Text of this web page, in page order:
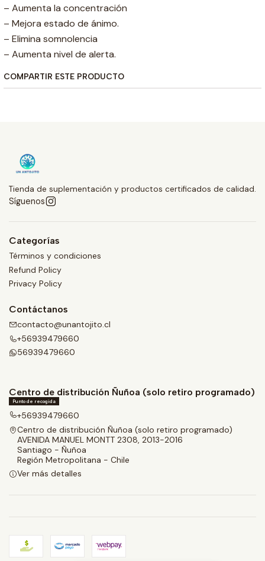
– Aumenta la concentración
– Mejora estado de ánimo.
– Elimina somnolencia
– Aumenta nivel de alerta.
COMPARTIR ESTE PRODUCTO
Tienda de suplementación y productos certificados de calidad.
Síguenos
Categorías
Términos y condiciones
Refund Policy
Privacy Policy
Contáctanos
contacto@unantojito.cl
+56939479660
56939479660
Centro de distribución Ñuñoa (solo retiro programado)
Punto de recogida
+56939479660
Centro de distribución Ñuñoa (solo retiro programado)
AVENIDA MANUEL MONTT 2308, 2013-2016
Santiago - Ñuñoa
Región Metropolitana - Chile
Ver más detalles